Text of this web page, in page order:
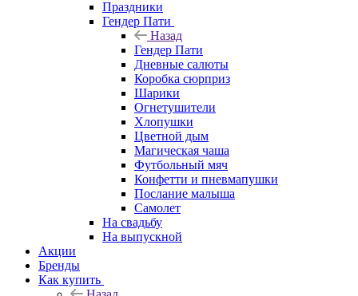
Праздники
Гендер Пати
Назад
Гендер Пати
Дневные салюты
Коробка сюрприз
Шарики
Огнетушители
Хлопушки
Цветной дым
Магическая чаша
Футбольный мяч
Конфетти и пневмапушки
Послание малыша
Самолет
На свадьбу
На выпускной
Акции
Бренды
Как купить